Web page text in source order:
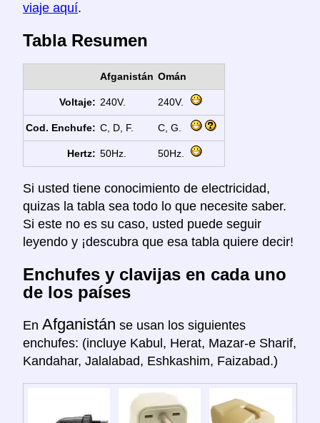
viaje aquí.
Tabla Resumen
Afganistán Omán
Voltaje: 240V. 240V.
Cod. Enchufe: C, D, F. C, G.
Hertz: 50Hz. 50Hz.
Si usted tiene conocimiento de electricidad,
quizas la tabla sea todo lo que necesite saber.
Si este no es su caso, usted puede seguir
leyendo y ¡descubra que esa tabla quiere decir!
Enchufes y clavijas en cada uno
de los países
En Afganistán se usan los siguientes
enchufes: (incluye Kabul, Herat, Mazar-e Sharif,
Kandahar, Jalalabad, Eshkashim, Faizabad.)